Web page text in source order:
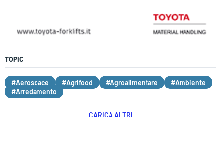
TOPIC
#Aerospace #Agrifood #Agroalimentare
#Ambiente
#Arredamento
CARICA ALTRI